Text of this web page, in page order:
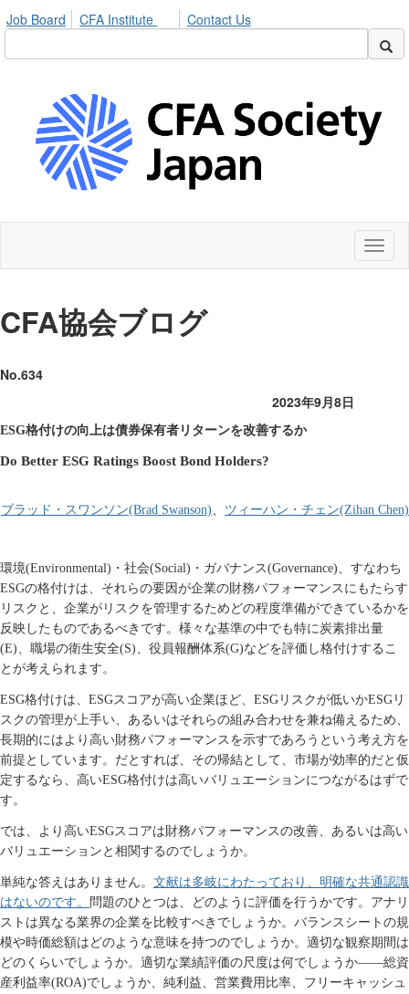
Job Board CFA Institute Contact Us
CFA協会ブログ
No.634
2023年9月8日
ESG格付けの向上は債券保有者リターンを改善するか
Do Better ESG Ratings Boost Bond Holders?
ブラッド ・ スワ ンソン(Brad Swanson) ツィーハン・チェン(Zihan Chen)
環境(Environmental) ・社会(Social) ・ガバナンス(Governance) 、すなわち
ESGの格付けは、それらの要因が企業の財務パフォーマンスにもたらす
リスクと、企業がリスクを管理するためどの程度準備ができているかを
反映したものであるべきです。様々な基準の中でも特に炭素排出量
(E) 、職場の衛生安全(S) 、役員報酬体系(G)などを評価し格付けするこ
とが考えられます。
ESG格付けは、 ESGスコアが高い企業ほど、 ESG リスクが低いかESG リ
スクの管理が上手い、あるいはそれらの組み合わせを兼ね備えるため、
長期的にはより高い財務パフォーマンスを示すであろうという考え方を
前提としています。だとすれば、その帰結として、市場が効率的だと仮
定するなら、高いESG格付けは高いバリュエーションにつながるはずで
す。
では、より高いESGスコアは財務パフォーマンスの改善、あるいは高い
バリュエーションと相関するのでしょうか。
単純な答えはありません。 文献は多岐にわたっており、明確な共通認識
はないのです。
問題のひとつは、どのように評価を行うかです。アナリ
ストは異なる業界の企業を比較すべきでしょうか。バランスシートの規
模や時価総額はどのような意味を持つのでしょうか。適切な観察期間は
どのくらいでしょうか。適切な業績評価の尺度は何でしょうか――総資
産利益率(ROA)でしょうか、純利益、営業費用比率、フリーキャッシュ